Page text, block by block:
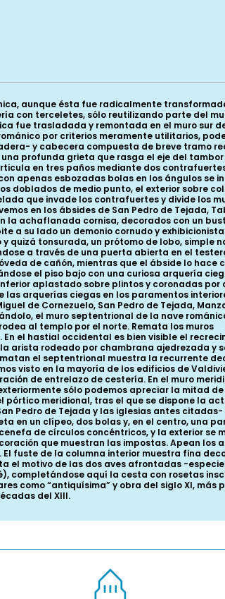
aunque ésta fue radicalmente
con terceletes, sólo reutilizando parte del
fue trasladada y remontada en el muro sur
por criterios meramente utilitarios,
y cabecera compuesta de breve tramo
profunda grieta que rasga el eje del
en tres paños mediante dos
apenas esbozadas bolas en los ángulos se
doblados de medio punto, el exterior sobre
que invade los contrafuertes y divide los
en los ábsides de San Pedro de Tejada,
la achaflanada cornisa, decorados con un
a su lado un demonio cornudo y
quizá tonsurada, un prótomo de lobo, simple
a través de una puerta abierta en el
de cañón, mientras que el ábside lo hace
el piso bajo con una curiosa arquería
aplastado sobre plintos y coronadas por
arquerías ciegas en los paramentos
de Cornezuelo, San Pedro de Tejada,
el muro septentrional de la nave
al templo por el norte. Remata los muros
el hastial occidental es bien visible el
arista rodeado por chambrana ajedrezada y
el septentrional muestra la recurrente
visto en la mayoría de los edificios de
de entrelazo de cestería. En el muro
sólo podemos apreciar la mitad
meridional, tras el que se dispone la
Pedro de Tejada y las iglesias antes citadas-
en un clípeo, dos bolas y, en el centro, una
de círculos concéntricos, y la exterior se
que muestran las impostas. Apean los
fuste de la columna interior muestra fina
el motivo de las dos aves afrontadas -
completándose aquí la cesta con rosetas
como “antiquísima” y obra del siglo XI, más
del XIII.